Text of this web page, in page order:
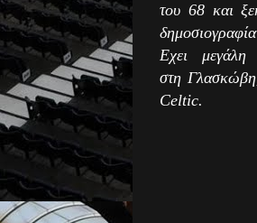
του 68 και
Εχει μεγάλη
στη
Celtic.